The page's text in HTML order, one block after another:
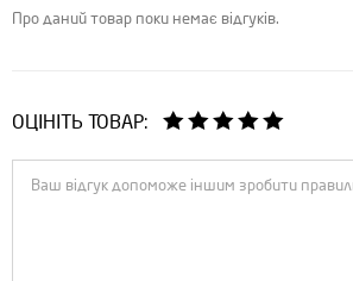
Про даний товар поки немає відгуків.
ОЦІНІТЬ ТОВАР: